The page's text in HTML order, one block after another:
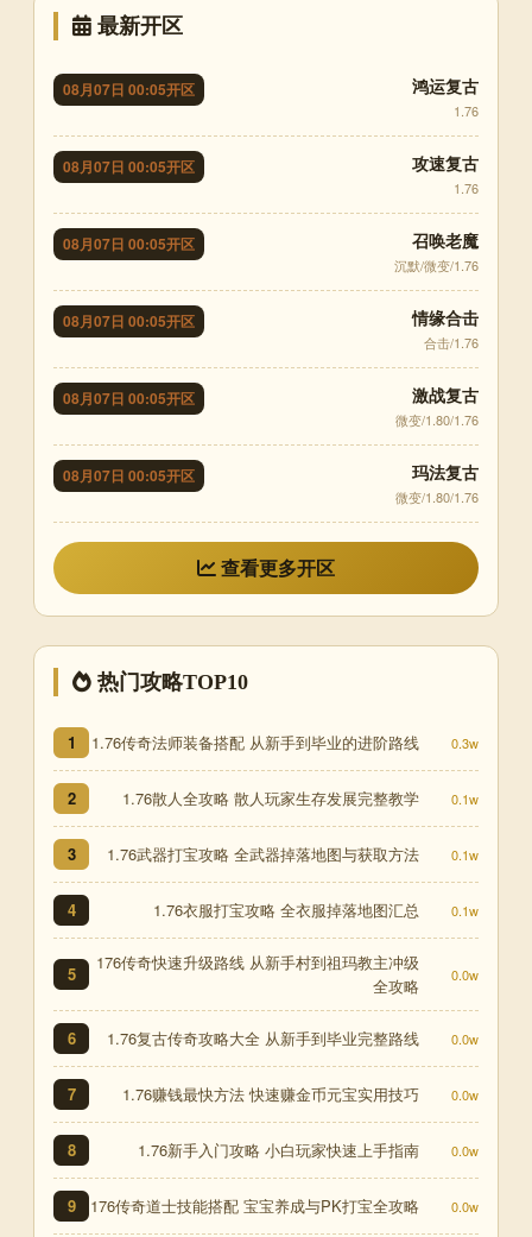
最新开区
08月07日 00:05开区 鸿运复古
1.76
08月07日 00:05开区 攻速复古
1.76
08月07日 00:05开区 召唤老魔
沉默/微变/1.76
08月07日 00:05开区 情缘合击
合击/1.76
08月07日 00:05开区 激战复古
微变/1.80/1.76
08月07日 00:05开区 玛法复古
微变/1.80/1.76
查看更多开区
热门攻略TOP10
1 1.76传奇法师装备搭配 从新手到毕业的进阶路线 0.3w
2 1.76散人全攻略 散人玩家生存发展完整教学 0.1w
3 1.76武器打宝攻略 全武器掉落地图与获取方法 0.1w
4 1.76衣服打宝攻略 全衣服掉落地图汇总 0.1w
5
176传奇快速升级路线 从新手村到祖玛教主冲级
全攻略
0.0w
6 1.76复古传奇攻略大全 从新手到毕业完整路线 0.0w
7 1.76赚钱最快方法 快速赚金币元宝实用技巧 0.0w
8 1.76新手入门攻略 小白玩家快速上手指南 0.0w
9 176传奇道士技能搭配 宝宝养成与PK打宝全攻略 0.0w